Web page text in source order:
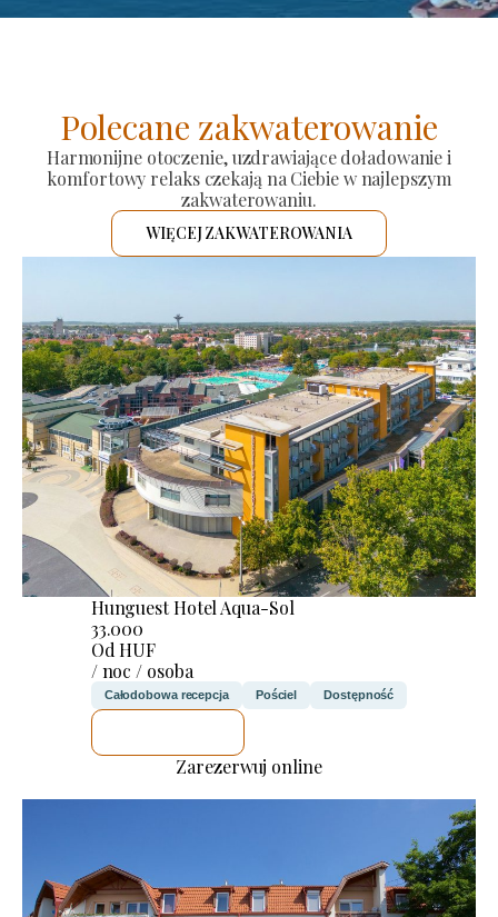
Polecane zakwaterowanie
Harmonijne otoczenie, uzdrawiające doładowanie i
komfortowy relaks czekają na Ciebie w najlepszym
zakwaterowaniu.
WIĘCEJ ZAKWATEROWANIA
Hunguest Hotel Aqua-Sol
33.000
Od HUF
/ noc / osoba
Całodobowa recepcja Pościel Dostępność
Zarezerwuj online